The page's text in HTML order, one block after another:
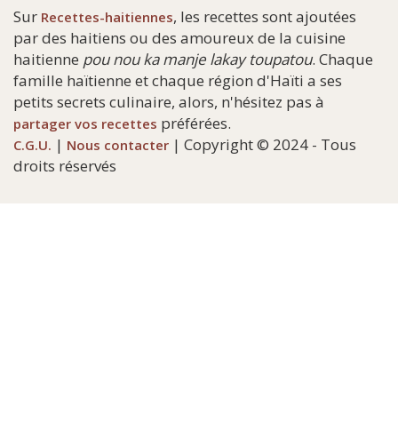
Sur Recettes-haitiennes, les recettes sont ajoutées
par des haitiens ou des amoureux de la cuisine
haitienne pou nou ka manje lakay toupatou. Chaque
famille haïtienne et chaque région d'Haïti a ses
petits secrets culinaire, alors, n'hésitez pas à
partager vos recettes préférées.
C.G.U. | Nous contacter | Copyright © 2024 - Tous
droits réservés